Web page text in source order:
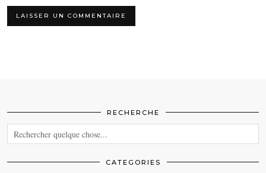
RECHERCHE
CATEGORIES